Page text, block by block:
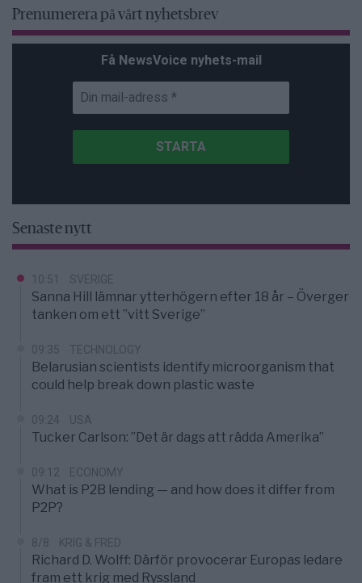
Prenumerera på vårt nyhetsbrev
Få NewsVoice nyhets-mail
Senaste nytt
10:51 SVERIGE
Sanna Hill lämnar ytterhögern efter 18 år – Överger
tanken om ett ”vitt Sverige”
09:35 TECHNOLOGY
Belarusian scientists identify microorganism that
could help break down plastic waste
09:24 USA
Tucker Carlson: ”Det är dags att rädda Amerika”
09:12 ECONOMY
What is P2B lending — and how does it differ from
P2P?
8/8 KRIG & FRED
Richard D. Wolff: Därför provocerar Europas ledare
fram ett krig med Ryssland